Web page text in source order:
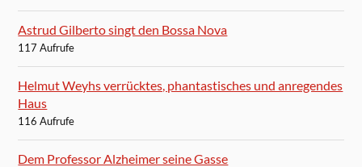
Astrud Gilberto singt den Bossa Nova
117 Aufrufe
Helmut Weyhs verrücktes, phantastisches und anregendes
Haus
116 Aufrufe
Dem Professor Alzheimer seine Gasse